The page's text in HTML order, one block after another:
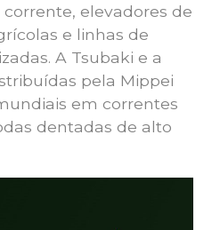
elevadores de
e linhas de
A Tsubaki e a
pela Mippei
em correntes
dentadas de alto